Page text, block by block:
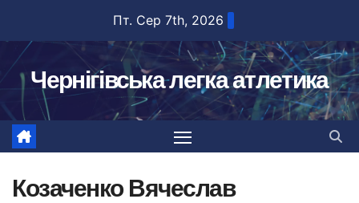
вмісту
Пт. Сер 7th, 2026
Чернігівська легка атлетика
Козаченко Вячеслав